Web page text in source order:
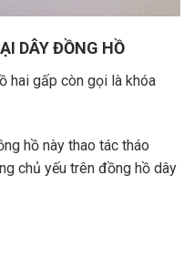
DÂY ĐỒNG HỒ
hai gấp còn gọi là khóa
hồ này thao tác tháo
chủ yếu trên đồng hồ dây